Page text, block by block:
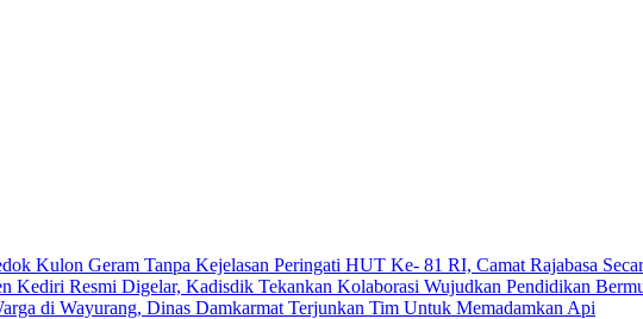
Kulon Geram Tanpa Kejelasan Peringati HUT Ke- 81 RI, Camat Rajabasa
Kediri Resmi Digelar, Kadisdik Tekankan Kolaborasi Wujudkan Pendidikan
di Wayurang, Dinas Damkarmat Terjunkan Tim Untuk Memadamkan Api